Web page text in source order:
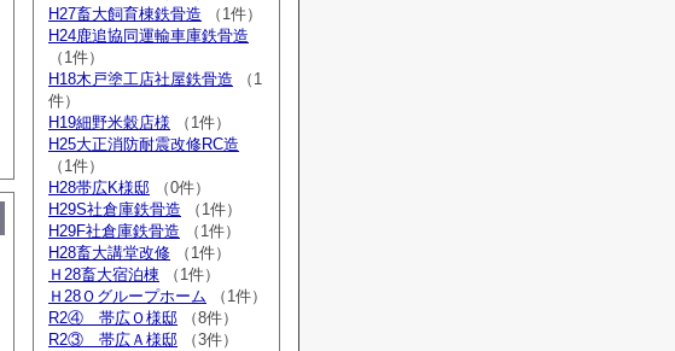
H27畜大飼育棟鉄骨造 （1件）
H24鹿追協同運輸車庫鉄骨造
（1件）
H18木戸塗工店社屋鉄骨造 （1
件）
H19細野米穀店様 （1件）
H25大正消防耐震改修RC造
（1件）
H28帯広K様邸 （0件）
H29S社倉庫鉄骨造 （1件）
H29F社倉庫鉄骨造 （1件）
H28畜大講堂改修 （1件）
Ｈ28畜大宿泊棟 （1件）
Ｈ28Ｏグループホーム （1件）
R2④ 帯広Ｏ様邸 （8件）
R2③ 帯広Ａ様邸 （3件）